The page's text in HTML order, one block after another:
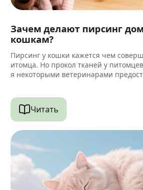
Зачем делают пирсинг
кошкам?
Пирсинг у кошки кажется чем
итомца. Но прокол тканей у
я некоторыми ветеринарами
Читать